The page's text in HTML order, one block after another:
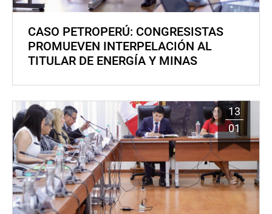
CASO PETROPERÚ: CONGRESISTAS
PROMUEVEN INTERPELACIÓN AL
TITULAR DE ENERGÍA Y MINAS
13
01